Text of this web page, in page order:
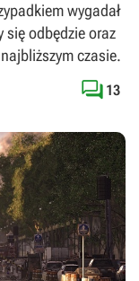
wygadał
się odbędzie oraz
czasie.
 13